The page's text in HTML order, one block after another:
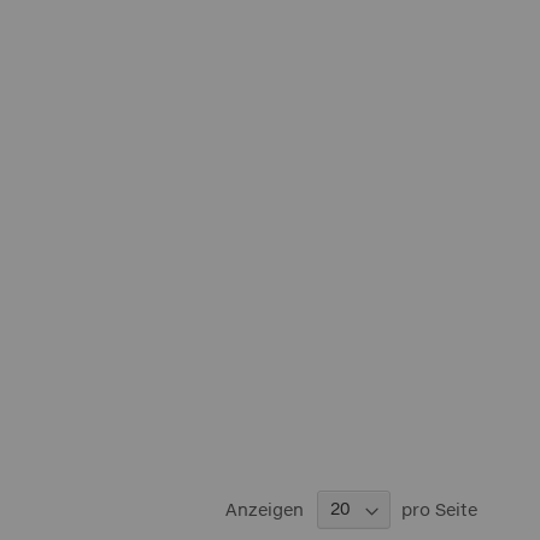
Anzeigen pro Seite